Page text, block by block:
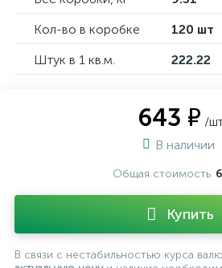
Кол-во в коробке
120 шт
Штук в 1 кв.м.
222.22
643 ₽ /
В наличии
Общая стоимость
Купить
В связи с нестабильностью курса